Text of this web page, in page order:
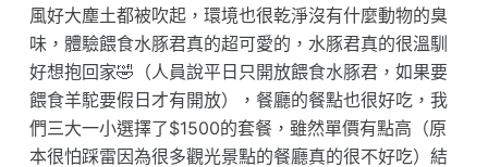
風好大塵土都被吹起，環境也很乾淨沒有什麼動物的臭
味，體驗餵食水豚君真的超可愛的，水豚君真的很溫馴
好想抱回家🤣（人員說平日只開放餵食水豚君，如果要
餵食羊駝要假日才有開放），餐廳的餐點也很好吃，我
們三大一小選擇了$1500的套餐，雖然單價有點高（原
本很怕踩雷因為很多觀光景點的餐廳真的很不好吃）結